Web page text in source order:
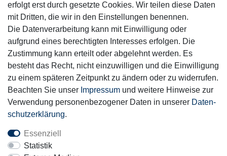
Informationen
Service
Blog
Zahlung & Versand
Sicher einkaufen
Mitglied
erfolgt erst durch gesetzte Cookies. Wir teilen diese Daten
mit Dritten, die wir in den Einstellungen benennen.
Die Datenverarbeitung kann mit Einwilligung oder
aufgrund eines berechtigten Interesses erfolgen. Die
Zustimmung kann erteilt oder abgelehnt werden. Es
besteht das Recht, nicht einzuwilligen und die Einwilligung
zu einem späteren Zeitpunkt zu ändern oder zu widerrufen.
Beachten Sie unser Impressum und weitere Hinweise zur
Verwendung personenbezogener Daten in unserer Daten­
schutz­erklärung.
Essenziell
Statistik